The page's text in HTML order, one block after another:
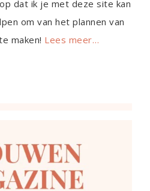
dat ik je met deze site kan
om van het plannen van
maken! Lees meer…